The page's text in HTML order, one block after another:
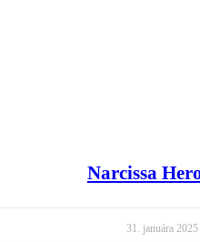
Narcissa
31. januára 2025